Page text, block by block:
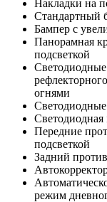
Накладки на
Стандартный
Бампер с
Панорамная
подсветкой
огнями
Светодиодная
Передние
подсветкой
Задний
режим